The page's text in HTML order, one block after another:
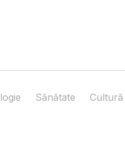
Sănătate Cultură